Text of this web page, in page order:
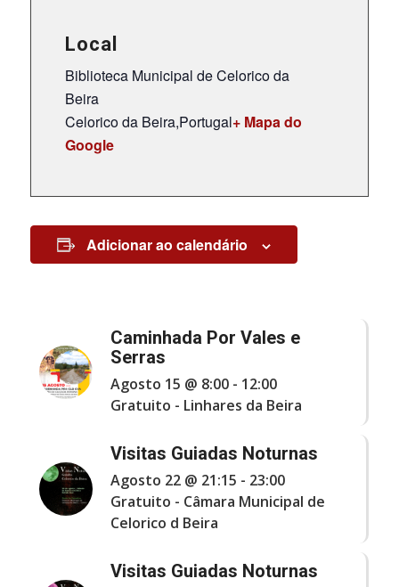
Local
Biblioteca Municipal de Celorico da
Beira
Celorico da Beira,Portugal+ Mapa do
Google
Adicionar ao calendário
Caminhada Por Vales e
Serras
Agosto 15 @ 8:00- 12:00
Gratuito - Linhares da Beira
Visitas Guiadas Noturnas
Agosto 22 @ 21:15 - 23:00
Gratuito - Câmara Municipal de
Celorico d Beira
Visitas Guiadas Noturnas